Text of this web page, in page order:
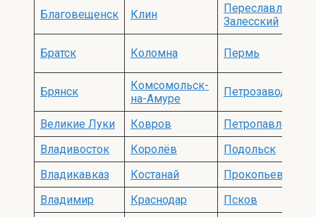
Благовещенск Клин
Переславль-
Залесский
Братск Коломна Пермь
Брянск
Комсомольск-
на-Амуре
Петрозаводск
Великие Луки Ковров
Петропавловск
Владивосток
Королёв
Подольск
Владикавказ
Костанай
Прокопьевск
Владимир
Краснодар
Псков